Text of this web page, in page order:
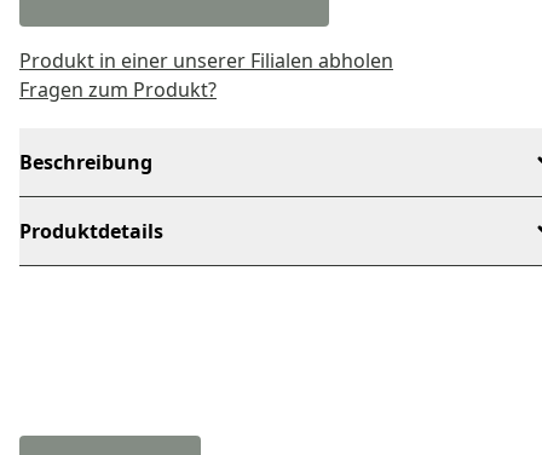
Produkt in einer unserer Filialen abholen
Fragen zum Produkt?
Beschreibung
Produktdetails